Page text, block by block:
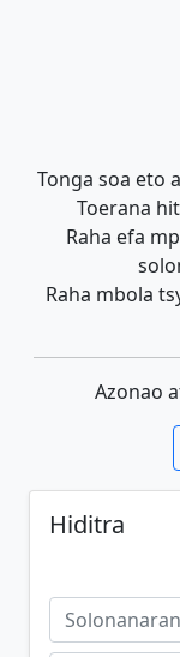
Tonga soa eto
Toerana
Raha efa
Raha mbola
Azonao
Hiditra